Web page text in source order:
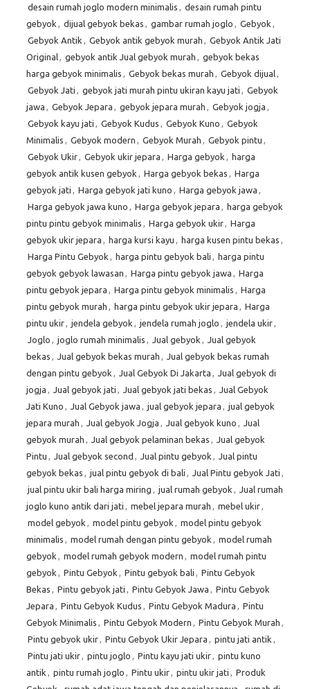
desain rumah joglo modern minimalis , desain rumah pintu
gebyok , dijual gebyok bekas , gambar rumah joglo , Gebyok ,
Gebyok Antik , Gebyok antik gebyok murah , Gebyok Antik Jati
Original, gebyok antik Jual gebyok murah , gebyok bekas
harga gebyok minimalis , Gebyok bekas murah , Gebyok dijual,
Gebyok Jati , gebyok jati murah pintu ukiran kayu jati , Gebyok
jawa , Gebyok Jepara , gebyok jepara murah , Gebyok jogja ,
Gebyok kayu jati , Gebyok Kudus , Gebyok Kuno , Gebyok
Minimalis , Gebyok modern , Gebyok Murah , Gebyok pintu ,
Gebyok Ukir, Gebyok ukir jepara , Harga gebyok , harga
gebyok antik kusen gebyok , Harga gebyok bekas , Harga
gebyok jati , Harga gebyok jati kuno , Harga gebyok jawa ,
Harga gebyok jawa kuno , Harga gebyok jepara , harga gebyok
pintu pintu gebyok minimalis , Harga gebyok ukir, Harga
gebyok ukir jepara , harga kursi kayu , harga kusen pintu bekas ,
Harga Pintu Gebyok , harga pintu gebyok bali , harga pintu
gebyok gebyok lawasan , Harga pintu gebyok jawa , Harga
pintu gebyok jepara , Harga pintu gebyok minimalis , Harga
pintu gebyok murah , harga pintu gebyok ukir jepara , Harga
pintu ukir, jendela gebyok , jendela rumah joglo , jendela ukir,
Joglo , joglo rumah minimalis , Jual gebyok , Jual gebyok
bekas , Jual gebyok bekas murah , Jual gebyok bekas rumah
dengan pintu gebyok , Jual Gebyok Di Jakarta , Jual gebyok di
jogja , Jual gebyok jati , Jual gebyok jati bekas , Jual Gebyok
Jati Kuno , Jual Gebyok jawa , jual gebyok jepara , jual gebyok
jepara murah , Jual gebyok Jogja , Jual gebyok kuno , Jual
gebyok murah , Jual gebyok pelaminan bekas , Jual gebyok
Pintu , Jual gebyok second , Jual pintu gebyok , Jual pintu
gebyok bekas , jual pintu gebyok di bali , Jual Pintu gebyok Jati ,
jual pintu ukir bali harga miring , jual rumah gebyok , Jual rumah
joglo kuno antik dari jati , mebel jepara murah , mebel ukir,
model gebyok , model pintu gebyok , model pintu gebyok
minimalis , model rumah dengan pintu gebyok , model rumah
gebyok , model rumah gebyok modern , model rumah pintu
gebyok , Pintu Gebyok , Pintu gebyok bali , Pintu Gebyok
Bekas , Pintu gebyok jati , Pintu Gebyok Jawa , Pintu Gebyok
Jepara , Pintu Gebyok Kudus , Pintu Gebyok Madura , Pintu
Gebyok Minimalis , Pintu Gebyok Modern , Pintu Gebyok Murah ,
Pintu gebyok ukir, Pintu Gebyok Ukir Jepara , pintu jati antik ,
Pintu jati ukir, pintu joglo , Pintu kayu jati ukir, pintu kuno
antik , pintu rumah joglo , Pintu ukir, pintu ukir jati , Produk